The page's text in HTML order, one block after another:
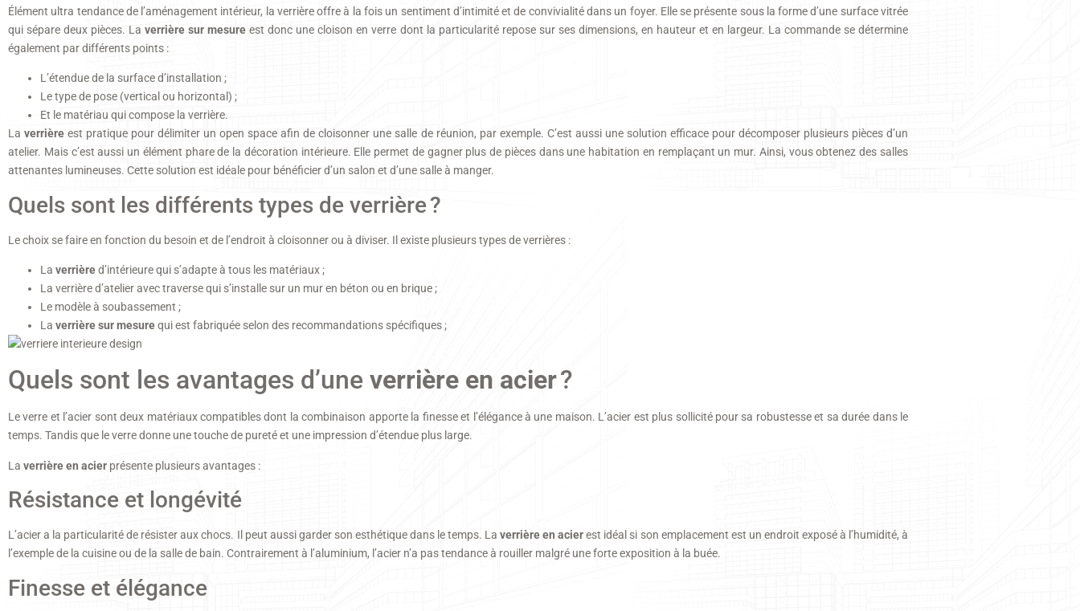
Élément ultra tendance de l’aménagement intérieur, la verrière offre à la fois un sentiment d’intimité et de convivialité dans un foyer. Elle se présente sous la forme d’une surface vitrée
qui sépare deux pièces. Laverrière sur mesure est donc une cloison en verre dont la particularité repose sur ses dimensions, en hauteur et en largeur. La commande se détermine
également par différents points :
L’étendue de la surface d’installation ;
Le type de pose (vertical ou horizontal) ;
Et le matériau qui compose la verrière.
Laverrière est pratique pour délimiter un open space afin de cloisonner une salle de réunion, par exemple. C’est aussi une solution efficace pour décomposer plusieurs pièces d’un
atelier. Mais c’est aussi un élément phare de la décoration intérieure. Elle permet de gagner plus de pièces dans une habitation en remplaçant un mur. Ainsi, vous obtenez des salles
attenantes lumineuses. Cette solution est idéale pour bénéficier d’un salon et d’une salle à manger.
Quels sont les différents types de verrière ?
Le choix se faire en fonction du besoin et de l’endroit à cloisonner ou à diviser. Il existe plusieurs types de verrières :
La verrièred’intérieure qui s’adapte à tous les matériaux ;
La verrière d’atelier avec traverse qui s’installe sur un mur en béton ou en brique ;
Le modèle à soubassement ;
La verrière sur mesurequi est fabriquée selon des recommandations spécifiques ;
Quels sont les avantages d’une verrière en acier?
Le verre et l’acier sont deux matériaux compatibles dont la combinaison apporte la finesse et l’élégance à une maison. L’acier est plus sollicité pour sa robustesse et sa durée dans le
temps. Tandis que le verre donne une touche de pureté et une impression d’étendue plus large.
La verrière en acier présente plusieurs avantages :
Résistance et longévité
L’acier a la particularité de résister aux chocs. Il peut aussi garder son esthétique dans le temps. Laverrière en acierest idéal si son emplacement est un endroit exposé à l’humidité, à
l’exemple de la cuisine ou de la salle de bain. Contrairement à l’aluminium, l’acier n’a pas tendance à rouiller malgré une forte exposition à la buée.
Finesse et élégance